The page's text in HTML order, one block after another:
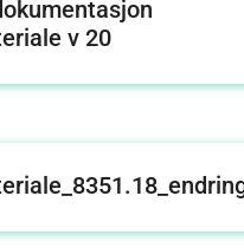
v 20